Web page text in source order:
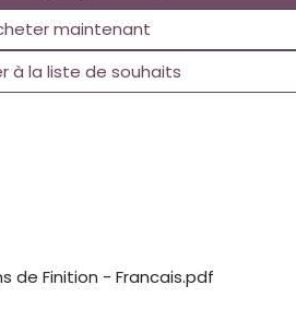
maintenant
à la liste de souhaits
de Finition - Francais.pdf